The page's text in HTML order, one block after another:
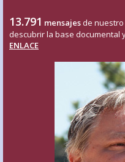
13.791 mensajes de
descubrir la base documental
ENLACE